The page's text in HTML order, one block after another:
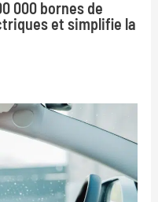
000 bornes de
et simplifie la